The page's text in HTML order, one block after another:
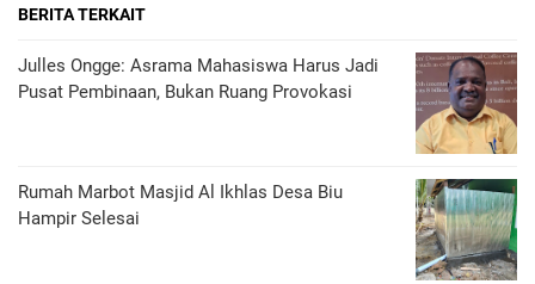
BERITA TERKAIT
Julles Ongge: Asrama Mahasiswa Harus Jadi
Pusat Pembinaan, Bukan Ruang Provokasi
Rumah Marbot Masjid Al Ikhlas Desa Biu
Hampir Selesai